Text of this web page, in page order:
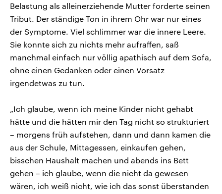
Belastung als alleinerziehende Mutter forderte seinen
Tribut. Der ständige Ton in ihrem Ohr war nur eines
der Symptome. Viel schlimmer war die innere Leere.
Sie konnte sich zu nichts mehr aufraffen, saß
manchmal einfach nur völlig apathisch auf dem Sofa,
ohne einen Gedanken oder einen Vorsatz
irgendetwas zu tun.
„Ich glaube, wenn ich meine Kinder nicht gehabt
hätte und die hätten mir den Tag nicht so strukturiert
– morgens früh aufstehen, dann und dann kamen die
aus der Schule, Mittagessen, einkaufen gehen,
bisschen Haushalt machen und abends ins Bett
gehen – ich glaube, wenn die nicht da gewesen
wären, ich weiß nicht, wie ich das sonst überstanden